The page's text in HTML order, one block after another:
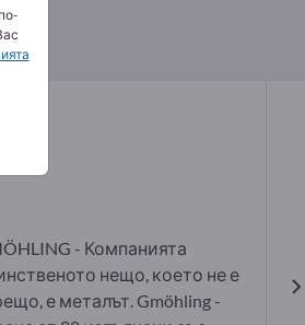
- Компанията
нещо, което не е
е металът. Gmöhling -